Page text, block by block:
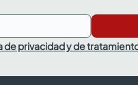
de privacidad y de